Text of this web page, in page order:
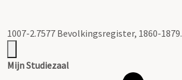
1007-2.7577 Bevolkingsregister, 1860-1879.
Mijn Studiezaal